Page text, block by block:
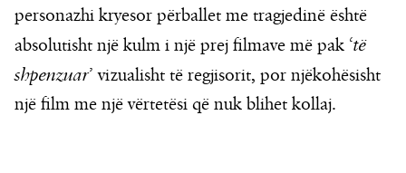
personazhi kryesor përballet me tragjedinë është
absolutisht një kulm i një prej filmave më pak ‘të
shpenzuar’ vizualisht të regjisorit, por njëkohësisht
një film me një vërtetësi që nuk blihet kollaj.